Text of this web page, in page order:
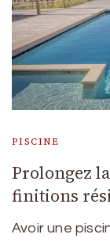
PISCINE
Prolongez
finitions
Avoir une